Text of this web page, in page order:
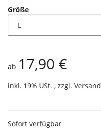
Größe
ab 17,90 €
inkl. 19% USt. , zzgl. Versand
Sofort verfügbar